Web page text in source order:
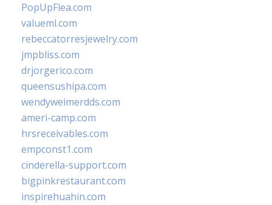
PopUpFlea.com
valueml.com
rebeccatorresjewelry.com
jmpbliss.com
drjorgerico.com
queensushipa.com
wendyweimerdds.com
ameri-camp.com
hrsreceivables.com
empconst1.com
cinderella-support.com
bigpinkrestaurant.com
inspirehuahin.com